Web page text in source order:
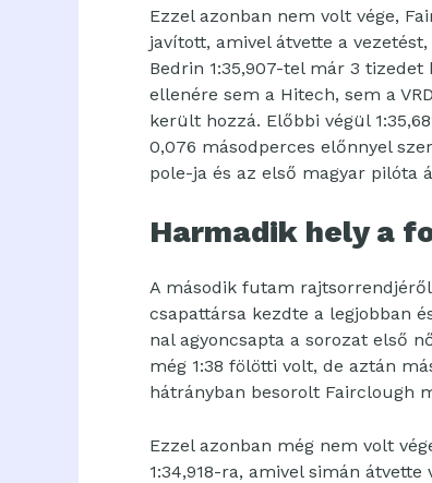
Ezzel azonban nem volt vége,
javított, amivel átvette a
Bedrin 1:35,907-tel már 3
ellenére sem a Hitech, sem a
került hozzá. Előbbi végül
0,076 másodperces előnnyel
pole-ja és az első magyar pilóta
Harmadik hely a
A második futam
csapattársa kezdte a legjobban
nal agyoncsapta a sorozat első
még 1:38 fölötti volt, de aztán
hátrányban besorolt Fairclough
Ezzel azonban még nem volt
1:34,918-ra, amivel simán